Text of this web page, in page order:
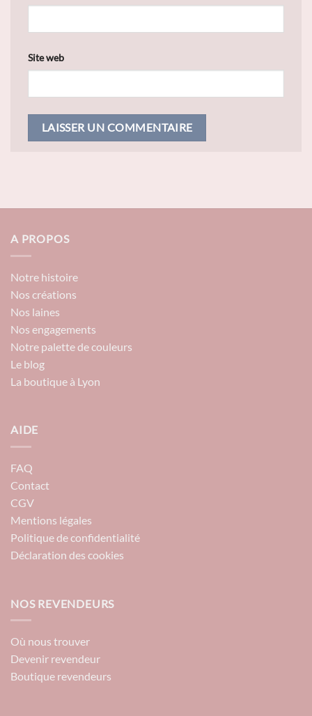
Site web
A PROPOS
Notre histoire
Nos créations
Nos laines
Nos engagements
Notre palette de couleurs
Le blog
La boutique à Lyon
AIDE
FAQ
Contact
CGV
Mentions légales
Politique de confidentialité
Déclaration des cookies
NOS REVENDEURS
Où nous trouver
Devenir revendeur
Boutique revendeurs